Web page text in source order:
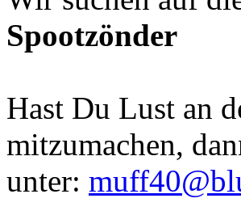
Spootzönder
Hast Du Lust an
mitzumachen,
unter: